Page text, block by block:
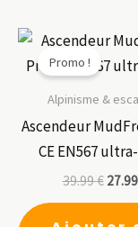
Promo !
Alpinisme &
Ascendeur
CE EN567
39.99€ 27.99